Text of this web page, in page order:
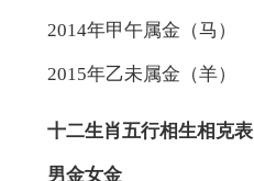
2014年甲午属金（马）
2015年乙未属金（羊）
十二生肖五行相生相克表
男金女金